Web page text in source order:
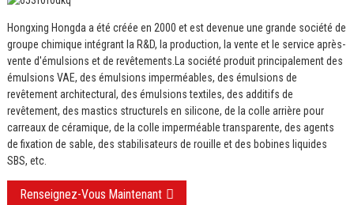
Hongxing Hongda a été créée en 2000 et est devenue une grande société de
groupe chimique intégrant la R&D, la production, la vente et le service après-
vente d'émulsions et de revêtements.
La société produit principalement des
émulsions VAE, des émulsions imperméables, des émulsions de
revêtement architectural, des émulsions textiles, des additifs de
revêtement, des mastics structurels en silicone, de la colle arrière pour
carreaux de céramique, de la colle imperméable transparente, des agents
de fixation de sable, des stabilisateurs de rouille et des bobines liquides
SBS, etc.
Renseignez-Vous Maintenant